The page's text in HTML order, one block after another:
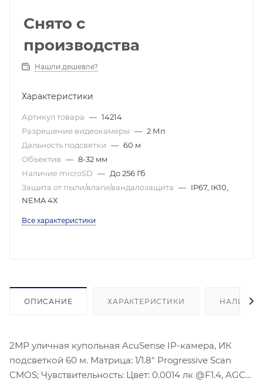
Снято с
производства
Нашли дешевле?
Характеристики
Артикул товара — 14214
Разрешение видеокамеры — 2 Мп
Дальность подсветки — 60 м
Объектив — 8-32 мм
Наличие microSD — До 256 Гб
Защита от пыли/влаги/вандалозащита — IP67, IK10,
NEMA 4X
Все характеристики
ОПИСАНИЕ ХАРАКТЕРИСТИКИ НАЛИЧИЕ
2МР уличная купольная AcuSense IP-камера, ИК
подсветкой 60 м. Матрица: 1/1.8″ Progressive Scan
CMOS; Чувствительность: Цвет: 0.0014 лк @F1.4, AGC